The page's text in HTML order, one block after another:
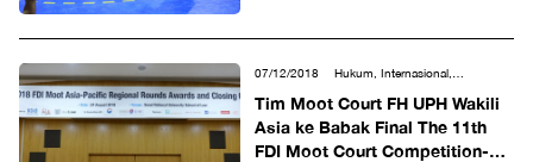
07/12/2018
Tim Moot Court FH UPH Wakili
Asia ke Babak Final The 11th
FDI Moot Court Competition-